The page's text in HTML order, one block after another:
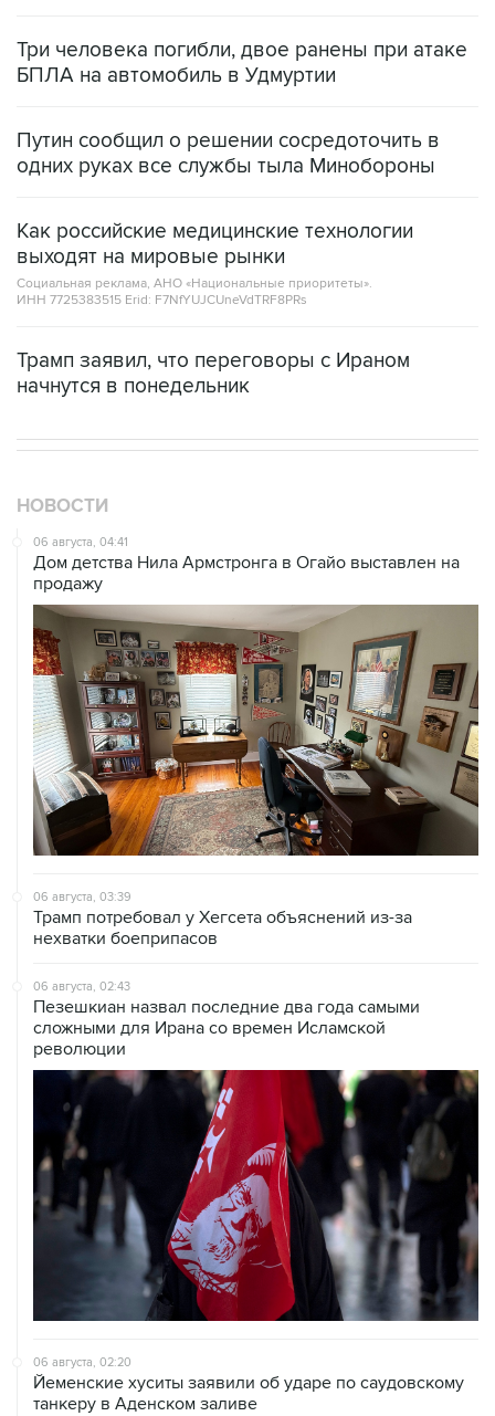
Три человека погибли, двое ранены при атаке
БПЛА на автомобиль в Удмуртии
Путин сообщил о решении сосредоточить в
одних руках все службы тыла Минобороны
Как российские медицинские технологии
выходят на мировые рынки
Социальная реклама, АНО «Национальные приоритеты».
ИНН 7725383515 Erid: F7NfYUJCUneVdTRF8PRs
Трамп заявил, что переговоры с Ираном
начнутся в понедельник
НОВОСТИ
06 августа, 04:41
Дом детства Нила Армстронга в Огайо выставлен на
продажу
06 августа, 03:39
Трамп потребовал у Хегсета объяснений из-за
нехватки боеприпасов
06 августа, 02:43
Пезешкиан назвал последние два года самыми
сложными для Ирана со времен Исламской
революции
06 августа, 02:20
Йеменские хуситы заявили об ударе по саудовскому
танкеру в Аденском заливе